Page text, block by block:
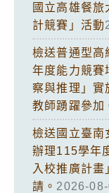
國立高雄餐
計競賽」活動
檢送普通型高
年度能力競賽
察與推理」實
教師踴躍參加
檢送國立臺南
辦理115學年
入校推廣計
請。 2026-